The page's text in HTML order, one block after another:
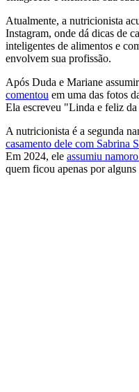
Atualmente, a nutricionista
Instagram, onde dá dicas de
inteligentes de alimentos e
envolvem sua profissão.
Após Duda e Mariane
comentou em uma das fotos
Ela escreveu "Linda e feliz
A nutricionista é a segunda
casamento dele com Sabrina
Em 2024, ele assumiu
quem ficou apenas por alguns